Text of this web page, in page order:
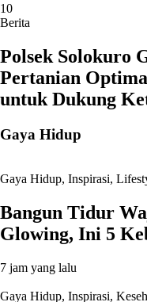
10
Berita
Polsek Solokuro
Pertanian
untuk Dukung
Gaya Hidup
Gaya Hidup, Inspirasi,
Bangun Tidur
Glowing, Ini 5
7 jam yang lalu
Gaya Hidup, Inspirasi,